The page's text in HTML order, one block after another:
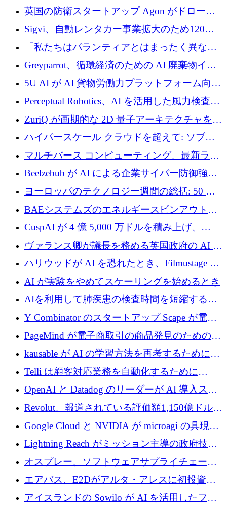
ジング プラットフォームを拡張するためにシ
リーズ B で 2,000 万ドルを確保
英国の防衛スタートアップ Agon がドローン
攻撃に対抗する仮想戦場を構築、3,000 万ドル
を調達
Sigvi、自動レンタカー事業拡大のため120万
ユーロを調達
「私たちはパランティアとはまったく異なる
会社です」とフランス人の「控えめな」後任
者は言う
Greyparrot、循環経済のための AI 廃棄物イン
テリジェンスを拡張するためにシリーズ B で
2,700 万ドルを確保
5U AI が AI 貨物労働力プラットフォーム向け
に 320 万ドルのプレシードを獲得
Perceptual Robotics、AI を活用した風力検査の
規模拡大に向けて 400 万ポンド以上を確保
ZuriQ が画期的な 2D 量子アーキテクチャを拡
張するために 2,550 万ドルを調達
ハイパースケール クラウドを超えて: ソブリ
ン コンピューティングに対する DFINITY の
ビジョン
マルチバース コンピューティング、最新ラウ
ンドで最大 5 億 7,000 万ドルを目標
Beelzebub が AI による企業サイバー防御強化
のために 300 万ユーロを調達
ヨーロッパのテクノロジー週間の総括: 50 以
上の取引に 10 億ユーロ以上を投資
BAEシステムズのエネルギースピンアウト原
子力タービンが1500万ポンドの資金調達でス
テルスから浮上
CuspAI が 4 億 5,000 万ドルを積み上げ、
Resist.UA が 5,000 万ユーロの基金を立ち上
げ、DSIT が廃止される
ヴァランス卿が議長を務める英国政府の AI タ
スクフォースが発足
ハリウッドが AI を恐れたとき、Filmustage は
代わりにプリプロダクションに賭けました
AI が実験をやめてスケーリングを始めるとき
AIを利用して肺疾患の検査時間を短縮する英
国のヘルステック挑戦者が1900万ドルを獲得
Y Combinator のスタートアップ Scape が電子
メールを再考するために 320 万ドルを調達し
てステルスから浮上
PageMind が電子商取引の商品発見のための
AI を拡張するために 120 万ユーロを調達
kausable が AI の学習方法を再考するために
1,200 万ユーロを調達
Telli は顧客対応業務を自動化するために
1,500 万ドルのシードを確保
OpenAI と Datadog のリーダーが AI 導入スタ
ートアップ Arrakis を支援
Revolut、報道されている評価額1,150億ドルで
の新たな二次株式売却を確認
Google Cloud と NVIDIA が microagi の具現化
された AI の野望を推進
Lightning Reach がミッション主導の政府技術
グループとしてポートフォリオを拡大し ETG
に買収
オスプレー、ソフトウェアサプライチェーン
攻撃を阻止するために265万ドルを確保
エアバス、E2Dがアルタ・アレスに初投資、
欧州防衛技術ファンドに5億ユーロを拠出
アイスランドの Sowilo が AI を活用したファ